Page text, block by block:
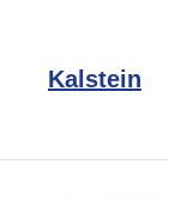
Kalstein